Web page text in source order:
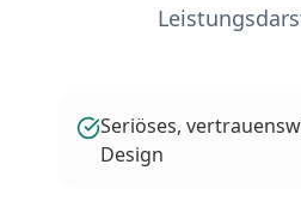
Seriöses,
Design